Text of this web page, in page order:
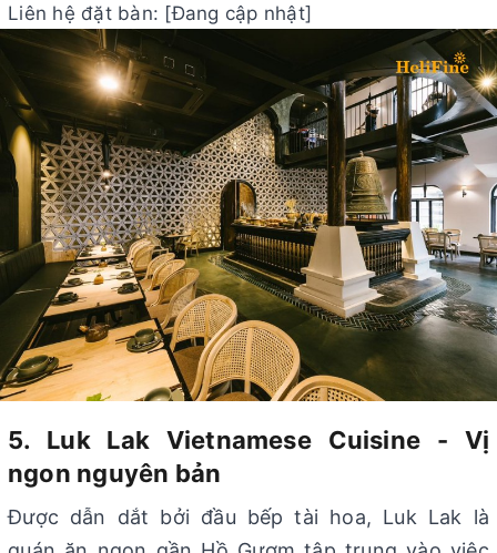
Liên hệ đặt bàn: [Đang cập nhật]
5. Luk Lak Vietnamese Cuisine - Vị
ngon nguyên bản
Được dẫn dắt bởi đầu bếp tài hoa, Luk Lak là